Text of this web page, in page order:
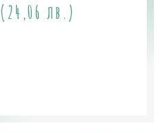
(24,06 лв.)